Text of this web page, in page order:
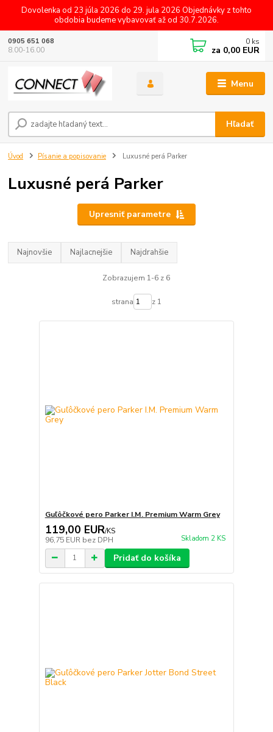
Dovolenka od 23 júla 2026 do 29. jula 2026 Objednávky z tohto
obdobia budeme vybavovať až od 30.7.2026.
Menu
Hľadať
0905 651 068
8.00-16.00
0 ks
za 0,00 EUR
Úvod Písanie a popisovanie Luxusné perá Parker
Luxusné perá Parker
Upresniť parametre
Najnovšie Najlacnejšie Najdrahšie
Zobrazujem 1-6 z 6
strana z 1
Guľôčkové pero Parker I.M. Premium Warm Grey
119,00 EUR/KS
96,75 EUR bez DPH Skladom 2 KS
Pridať do košíka